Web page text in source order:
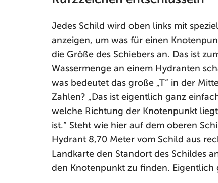
Jedes Schild wird oben links mit
anzeigen, um was für einen
die Größe des Schiebers an. Das ist
Wassermenge an einem Hydranten
was bedeutet das große „T“ in der
Zahlen? „Das ist eigentlich ganz
welche Richtung der Knotenpunkt
ist.“ Steht wie hier auf dem oberen
Hydrant 8,70 Meter vom Schild aus
Landkarte den Standort des Schildes
den Knotenpunkt zu finden. Eigentlich